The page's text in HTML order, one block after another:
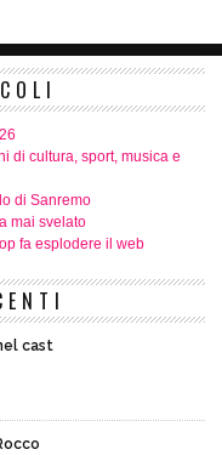
di cultura, sport, musica e
di Sanremo
mai svelato
fa esplodere il web
cast